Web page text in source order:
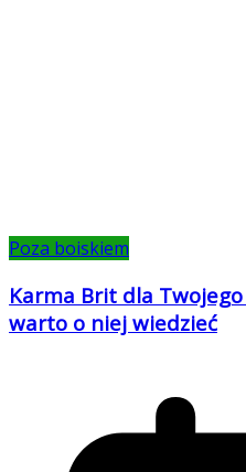
Poza boiskiem
Karma Brit dla
warto o niej wiedzieć